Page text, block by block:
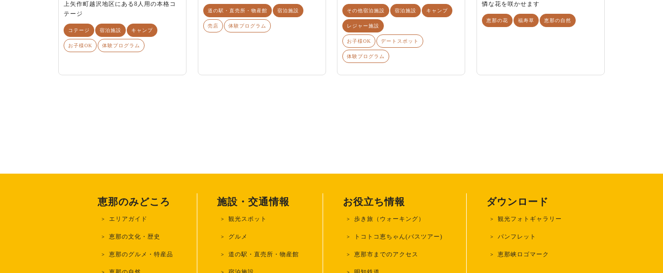
上矢作町越沢地区にある8人用の本格コ
テージ
コテージ 宿泊施設 キャンプ
お子様OK 体験プログラム
道の駅・直売所・物産館 宿泊施設
売店 体験プログラム
その他宿泊施設 宿泊施設 キャンプ
レジャー施設
お子様OK デートスポット
体験プログラム
憐な花を咲かせます
恵那の花 福寿草 恵那の自然
恵那のみどころ
エリアガイド
恵那の文化・歴史
恵那のグルメ・特産品
施設・交通情報
観光スポット
グルメ
道の駅・直売所・物産館
お役立ち情報
歩き旅（ウォーキング）
トコトコ恵ちゃん(バスツアー)
恵那市までのアクセス
ダウンロード
観光フォトギャラリー
パンフレット
恵那峡ロゴマーク